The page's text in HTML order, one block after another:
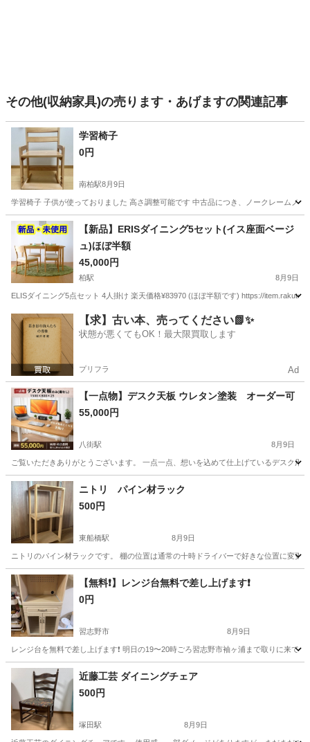
その他(収納家具)の売ります・あげますの関連記事
学習椅子
0円
南柏駅8月9日
学習椅子 子供が使っておりました 高さ調整可能です 中古品につき、ノークレームノ
千葉 柏市 南柏駅
【新品】ERISダイニング5セット(イス座面ベージ
ュ)ほぼ半額
45,000円
柏駅 8月9日
ELISダイニング5点セット 4人掛け 楽天価格¥83970 (ほぼ半額です) https://
千葉 柏市 柏駅 テーブル ダイニング
【求】古い本、売ってください📗✨
状態が悪くてもOK！最大限買取します
プリフラ Ad
【一点物】デスク天板 ウレタン塗装 オーダー可
55,000円
八街駅 8月9日
ご覧いただきありがとうございます。 一点一点、想いを込めて仕上げているデ
千葉 八街市 八街駅 カーペット/マット/ラグ
ニトリ パイン材ラック
500円
東船橋駅 8月9日
ニトリのパイン材ラックです。 棚の位置は通常の十時ドライバーで好きな位置に変
千葉 船橋市 東船橋駅 収納家具 パイン
【無料❗️】レンジ台無料で差し上げます❗️
0円
習志野市 8月9日
レンジ台を無料で差し上げます❗️ 明日の19〜20時ごろ習志野市袖ヶ浦まで取りに来
習志野市 収納家具 レンジ
近藤工芸 ダイニングチェア
500円
塚田駅 8月9日